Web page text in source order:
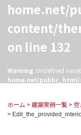
home.net/
content/
on line 132
Warning: Undefined
home.net/
ホーム > 建築実例一覧 >
>